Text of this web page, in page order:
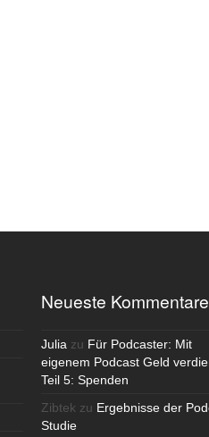
Neueste Kommentare
Julia zu Für Podcaster: Mit
eigenem Podcast Geld
Teil 5: Spenden
Zibtek zu Ergebnisse der
Studie